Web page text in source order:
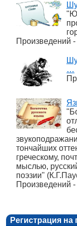
Произведений -
…
тончайших
греческому,
мыслью,
поэзии"
Произведений -
Регистрация на